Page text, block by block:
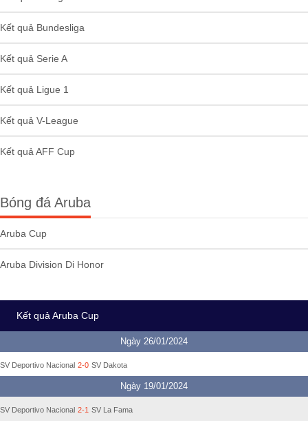
Kết quả Bundesliga
Kết quả Serie A
Kết quả Ligue 1
Kết quả V-League
Kết quả AFF Cup
Bóng đá Aruba
Aruba Cup
Aruba Division Di Honor
Kết quả Aruba Cup
Ngày 26/01/2024
SV Deportivo Nacional 2-0 SV Dakota
Ngày 19/01/2024
SV Deportivo Nacional 2-1 SV La Fama